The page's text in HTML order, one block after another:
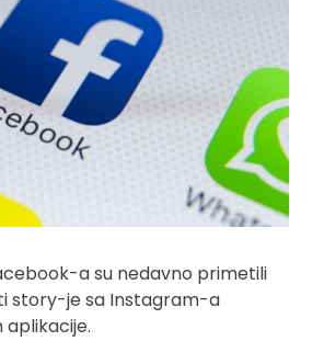
a su nedavno primetili
story-je sa Instagram-a